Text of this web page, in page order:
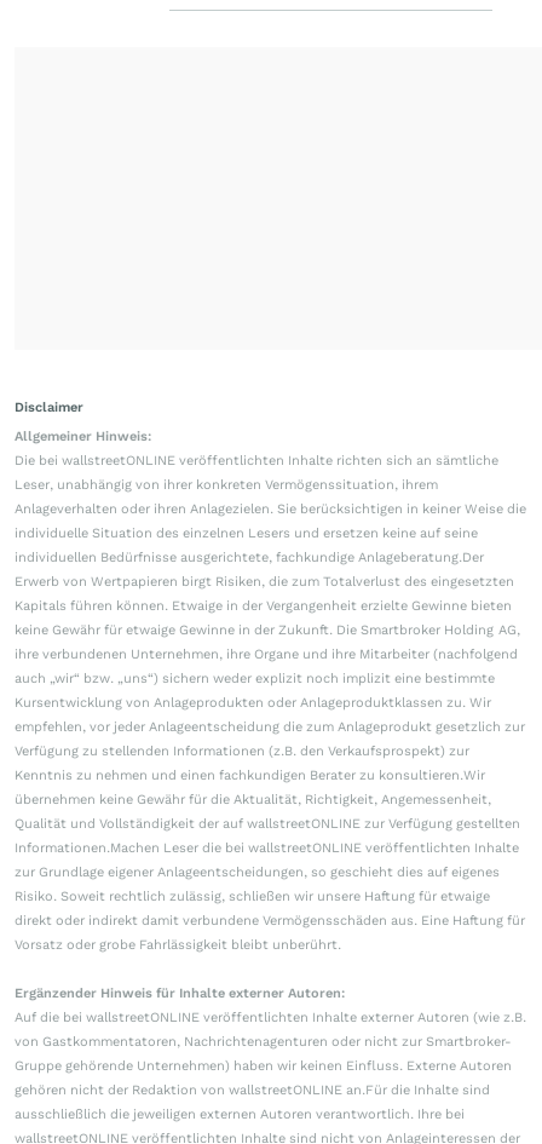
Disclaimer
Allgemeiner Hinweis:
Die bei wallstreetONLINE veröffentlichten Inhalte richten sich an sämtliche
Leser, unabhängig von ihrer konkreten Vermögenssituation, ihrem
Anlageverhalten oder ihren Anlagezielen. Sie berücksichtigen in keiner Weise die
individuelle Situation des einzelnen Lesers und ersetzen keine auf seine
individuellen Bedürfnisse ausgerichtete, fachkundige Anlageberatung.Der
Erwerb von Wertpapieren birgt Risiken, die zum Totalverlust des eingesetzten
Kapitals führen können. Etwaige in der Vergangenheit erzielte Gewinne bieten
keine Gewähr für etwaige Gewinne in der Zukunft. Die Smartbroker Holding AG,
ihre verbundenen Unternehmen, ihre Organe und ihre Mitarbeiter (nachfolgend
auch „wir“ bzw. „uns“) sichern weder explizit noch implizit eine bestimmte
Kursentwicklung von Anlageprodukten oder Anlageproduktklassen zu. Wir
empfehlen, vor jeder Anlageentscheidung die zum Anlageprodukt gesetzlich zur
Verfügung zu stellenden Informationen (z.B. den Verkaufsprospekt) zur
Kenntnis zu nehmen und einen fachkundigen Berater zu konsultieren.Wir
übernehmen keine Gewähr für die Aktualität, Richtigkeit, Angemessenheit,
Qualität und Vollständigkeit der auf wallstreetONLINE zur Verfügung gestellten
Informationen.Machen Leser die bei wallstreetONLINE veröffentlichten Inhalte
zur Grundlage eigener Anlageentscheidungen, so geschieht dies auf eigenes
Risiko. Soweit rechtlich zulässig, schließen wir unsere Haftung für etwaige
direkt oder indirekt damit verbundene Vermögensschäden aus. Eine Haftung für
Vorsatz oder grobe Fahrlässigkeit bleibt unberührt.
Ergänzender Hinweis für Inhalte externer Autoren:
Auf die bei wallstreetONLINE veröffentlichten Inhalte externer Autoren (wie z.B.
von Gastkommentatoren, Nachrichtenagenturen oder nicht zur Smartbroker-
Gruppe gehörende Unternehmen) haben wir keinen Einfluss. Externe Autoren
gehören nicht der Redaktion von wallstreetONLINE an.Für die Inhalte sind
ausschließlich die jeweiligen externen Autoren verantwortlich. Ihre bei
wallstreetONLINE veröffentlichten Inhalte sind nicht von Anlageinteressen der